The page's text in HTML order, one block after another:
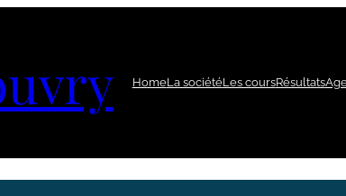
HomeLa sociétéLes coursRésultats